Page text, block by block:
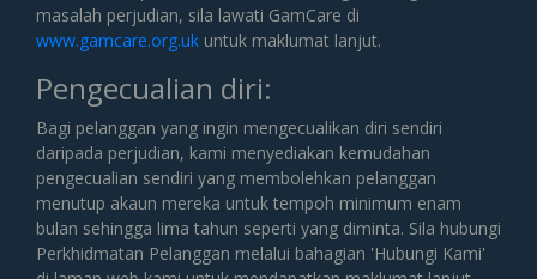
masalah perjudian, sila lawati GamCare di
www.gamcare.org.uk untuk maklumat lanjut.
Pengecualian diri:
Bagi pelanggan yang ingin mengecualikan diri sendiri
daripada perjudian, kami menyediakan kemudahan
pengecualian sendiri yang membolehkan pelanggan
menutup akaun mereka untuk tempoh minimum enam
bulan sehingga lima tahun seperti yang diminta. Sila hubungi
Perkhidmatan Pelanggan melalui bahagian 'Hubungi Kami'